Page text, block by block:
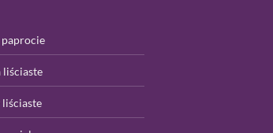
liściaste